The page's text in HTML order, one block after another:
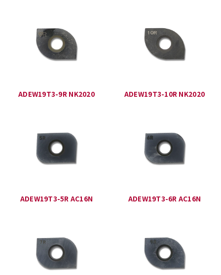
ADEW19T3-9R NK2020 ADEW19T3-10R NK2020
ADEW19T3-5R AC16N ADEW19T3-6R AC16N